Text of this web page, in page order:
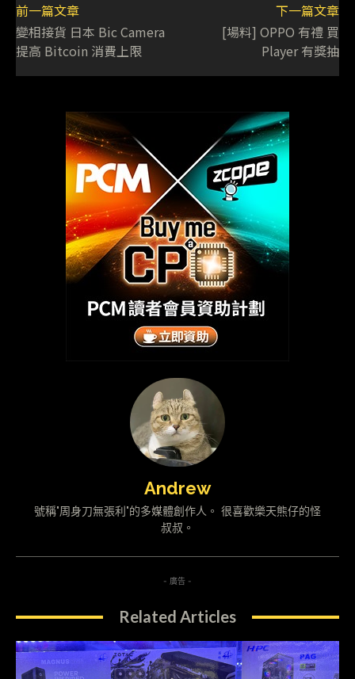
前一篇文章
變相接貨 日本 Bic Camera
提高 Bitcoin 消費上限
下一篇文章
[場料] OPPO 有禮 買
Player 有獎抽
Andrew
號稱"周身刀無張利"的多媒體創作人。 很喜歡樂天熊仔的怪
叔叔。
- 廣告 -
Related Articles